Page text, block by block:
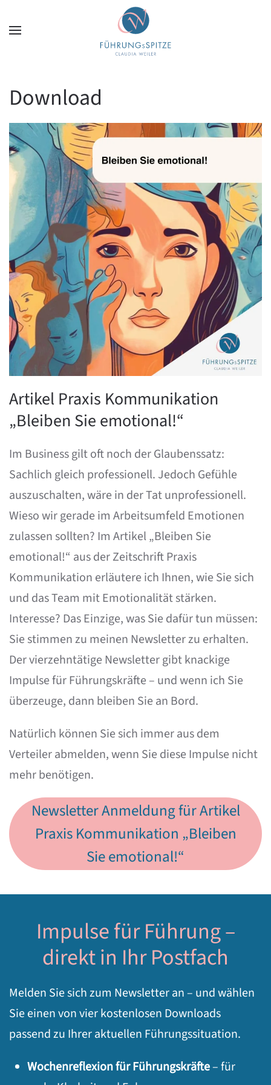
Zum Hauptinhalt springen
Download
Artikel Praxis Kommunikation
„Bleiben Sie emotional!“
Im Business gilt oft noch der Glaubenssatz:
Sachlich gleich professionell. Jedoch Gefühle
auszuschalten, wäre in der Tat unprofessionell.
Wieso wir gerade im Arbeitsumfeld Emotionen
zulassen sollten? Im Artikel „Bleiben Sie
emotional!“ aus der Zeitschrift Praxis
Kommunikation erläutere ich Ihnen, wie Sie sich
und das Team mit Emotionalität stärken.
Interesse? Das Einzige, was Sie dafür tun müssen:
Sie stimmen zu meinen Newsletter zu erhalten.
Der vierzehntätige Newsletter gibt knackige
Impulse für Führungskräfte – und wenn ich Sie
überzeuge, dann bleiben Sie an Bord.
Natürlich können Sie sich immer aus dem
Verteiler abmelden, wenn Sie diese Impulse nicht
mehr benötigen.
Newsletter Anmeldung für Artikel
Praxis Kommunikation „Bleiben
Sie emotional!“
Impulse für Führung –
direkt in Ihr Postfach
Melden Sie sich zum Newsletter an – und wählen
Sie einen von vier kostenlosen Downloads
passend zu Ihrer aktuellen Führungssituation.
Wochenreflexion für Führungskräfte– für